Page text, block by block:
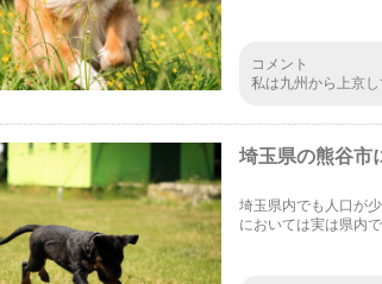
コメント
私は九州から上京
うかな。久しぶり
埼玉県の熊谷市
埼玉県内でも人口が
においては実は県内